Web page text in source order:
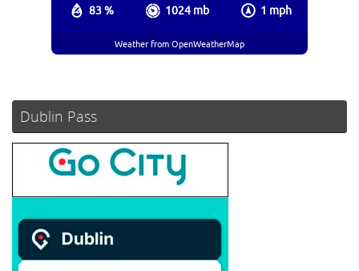
83 % 1024 mb 1 mph
Weather from OpenWeatherMap
Dublin Pass